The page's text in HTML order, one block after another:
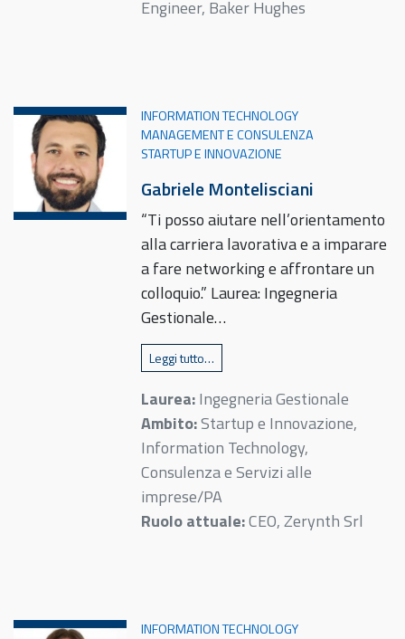
Engineer, Baker Hughes
INFORMATION TECHNOLOGY
MANAGEMENT E CONSULENZA
STARTUP E INNOVAZIONE
Gabriele Montelisciani
“Ti posso aiutare nell’orientamento
alla carriera lavorativa e a imparare
a fare networking e affrontare un
colloquio.” Laurea: Ingegneria
Gestionale…
Leggi tutto…
Laurea:Ingegneria Gestionale
Ambito:Startup e Innovazione,
Information Technology,
Consulenza e Servizi alle
imprese/PA
Ruolo attuale:CEO, Zerynth Srl
INFORMATION TECHNOLOGY